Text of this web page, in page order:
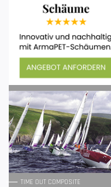
TIME OUT COMPOSITE